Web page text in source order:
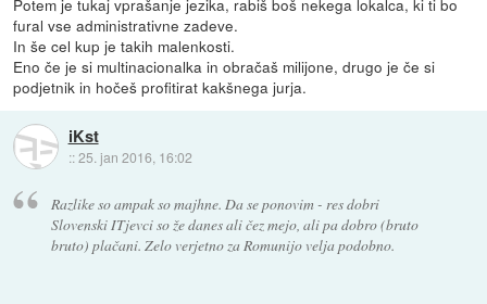
fural vse administrativne zadeve.
In še cel kup je takih malenkosti.
Eno če je si multinacionalka in obračaš milijone, drugo je če si
podjetnik in hočeš profitirat kakšnega jurja.
iKst
::25. jan 2016, 16:02
Razlike so ampak so majhne. Da se ponovim - res dobri
Slovenski ITjevci so že danes ali čez mejo, ali pa dobro (bruto
bruto) plačani. Zelo verjetno za Romunijo velja podobno.